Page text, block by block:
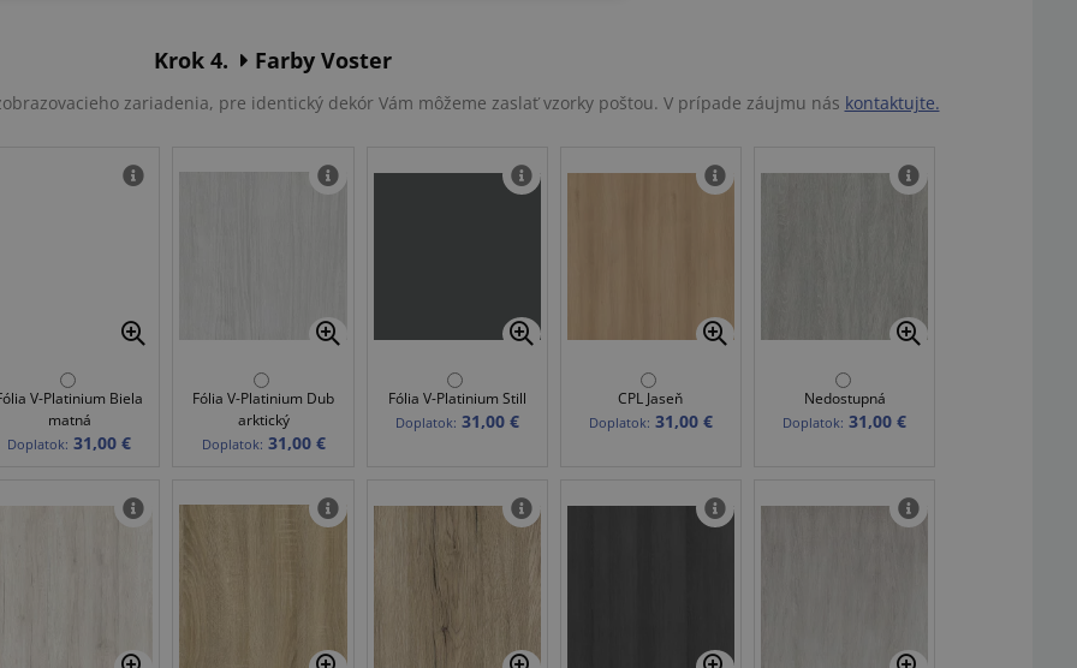
Krok 4. Farby Voster
zariadenia, pre identický dekór Vám môžeme zaslať vzorky poštou. V prípade záujmu nás kontaktujte.
V-Platinium Biela
matná
Doplatok: 31,00 €
Fólia V-Platinium Dub
arktický
Doplatok: 31,00 €
Fólia V-Platinium Still
Doplatok: 31,00 €
CPL Jaseň
Doplatok: 31,00 €
Nedostupná
Doplatok: 31,00 €